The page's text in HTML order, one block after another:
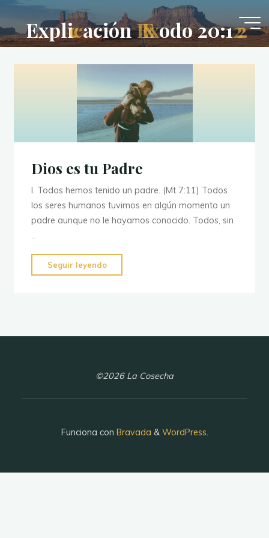
Saltar
contenido
Explic
caciónE
Ex
xodo20:12
2
Dios es tu Padre
I. Todos hemos tenido un padre. (Mt 7:11) Todos
los seres humanos tuvimos en algún momento un
padre aunque no le hayamos conocido. Todos, sin
…
Seguir leyendo
es
©2026 La Cosecha
Funciona con Bravada & WordPress.